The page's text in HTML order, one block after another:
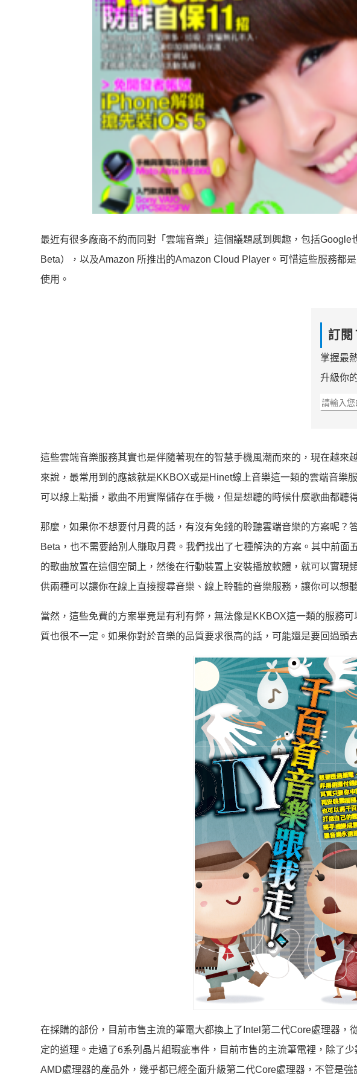
最近有很多廠商不約而同對「雲端音樂」這個議題感到興趣，包括
Beta），以及Amazon 所推出的Amazon Cloud Player。可惜這些服務都
使用。
訂閱
掌握最
升級你
這些雲端音樂服務其實也是伴隨著現在的智慧手機風潮而來的，現在越來
來說，最常用到的應該就是KKBOX或是Hinet線上音樂這一類的雲端音樂
可以線上點播，歌曲不用實際儲存在手機，但是想聽的時候什麼歌曲都聽
那麼，如果你不想要付月費的話，有沒有免錢的聆聽雲端音樂的方案呢？
Beta，也不需要給別人賺取月費。我們找出了七種解決的方案。其中前
的歌曲放置在這個空間上，然後在行動裝置上安裝播放軟體，就可以實現
供兩種可以讓你在線上直接搜尋音樂、線上聆聽的音樂服務，讓你可以想
當然，這些免費的方案畢竟是有利有弊，無法像是KKBOX這一類的服務
質也很不一定。如果你對於音樂的品質要求很高的話，可能還是要回過頭
在採購的部份，目前市售主流的筆電大都換上了Intel第二代Core處理器，
定的道理。走過了6系列晶片組瑕疵事件，目前市售的主流筆電裡，除了
AMD處理器的產品外，幾乎都已經全面升級第二代Core處理器，不管是